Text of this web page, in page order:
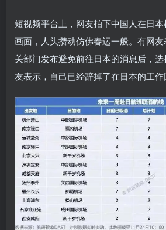
短视频平台上，网友拍下中国人在日
画面，人头攒动仿佛春运一般。有网
关部门发布避免前往日本的消息后，
友表示，自己已经辞掉了在日本的工作